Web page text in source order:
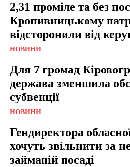
2,31 проміле та без
Кропивницькому
відсторонили від
НОВИНИ
Для 7 громад
держава зменшила
субвенції
НОВИНИ
Гендиректора
хочуть звільнити за
займаній посаді